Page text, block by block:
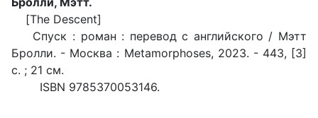
[The Descent]
Спуск : роман : перевод с английского / Мэтт
Бролли. - Москва : Metamorphoses, 2023. - 443, [3]
с. ; 21 см.
ISBN 9785370053146.